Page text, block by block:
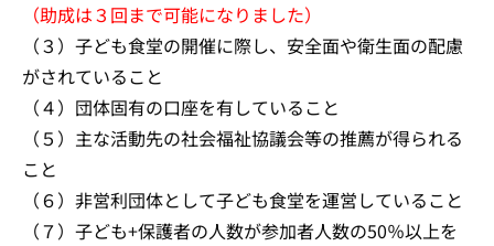
（助成は３回まで可能になりました）
（３）子ども食堂の開催に際し、安全面や衛生面の配慮
がされていること
（４）団体固有の口座を有していること
（５）主な活動先の社会福祉協議会等の推薦が得られる
こと
（６）非営利団体として子ども食堂を運営していること
（７）子ども+保護者の人数が参加者人数の50％以上を